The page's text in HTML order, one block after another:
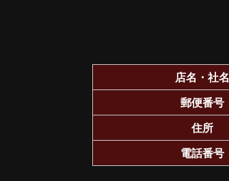
店名・社名
郵便番号
住所
電話番号